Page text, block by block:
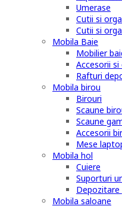
Umerase
Cutii si
Cutii si
Mobila Baie
Mobilier
Accesorii
Rafturi
Mobila birou
Birouri
Scaune
Scaune
Accesorii
Mese
Mobila hol
Cuiere
Suporturi
Mobila saloane